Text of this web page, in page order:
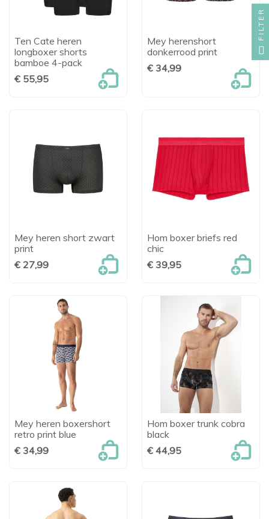
Ten Cate heren
longboxer shorts
bamboe 4-pack
€ 55,95
Mey herenshort
donkerrood print
€ 34,99
Mey heren short zwart
print
€ 27,99
Hom boxer briefs red
chic
€ 39,95
Mey heren boxershort
retro print blue
€ 34,99
Hom boxer trunk cobra
black
€ 44,95
FILTER